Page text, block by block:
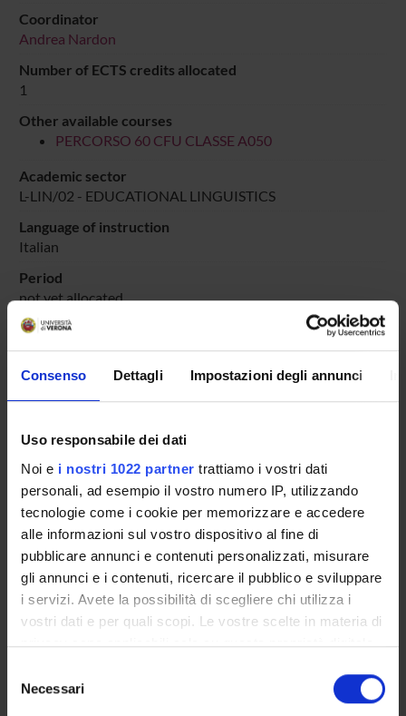
Consenso Dettagli Impostazioni degli annunci
Uso responsabile dei dati
Noi e i nostri 1022 partner trattiamo i vostri dati
personali, ad esempio il vostro numero IP, utilizzando
tecnologie come i cookie per memorizzare e accedere
alle informazioni sul vostro dispositivo al fine di
pubblicare annunci e contenuti personalizzati, misurare
gli annunci e i contenuti, ricercare il pubblico e sviluppare
i servizi. Avete la possibilità di scegliere chi utilizza i
vostri dati e per quali scopi. Le vostre scelte in materia di
privacy sono applicabili solo su questa proprietà digitale
modificare o revocare il proprio consenso in qualsiasi
momento dalla Dichiarazione sui cookie o facendo clic
delNecessari
Coordinator
Andrea Nardon
Number of ECTS credits allocated
1
Other available courses
PERCORSO 60 CFU CLASSE A050
Academic sector
L-LIN/02 - EDUCATIONAL LINGUISTICS
Language of instruction
Italian
Period
not yet allocated
Seminars related to the course
Overview
Enrolment Policy
Courses
Academic Calendar
Lesson timetable
Degree Programme
Exam calendar
Notices
Thesis and internship proposals
Faculty staff